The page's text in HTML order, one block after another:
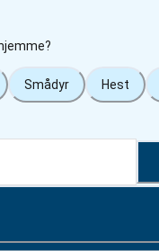
Smådyr Hest